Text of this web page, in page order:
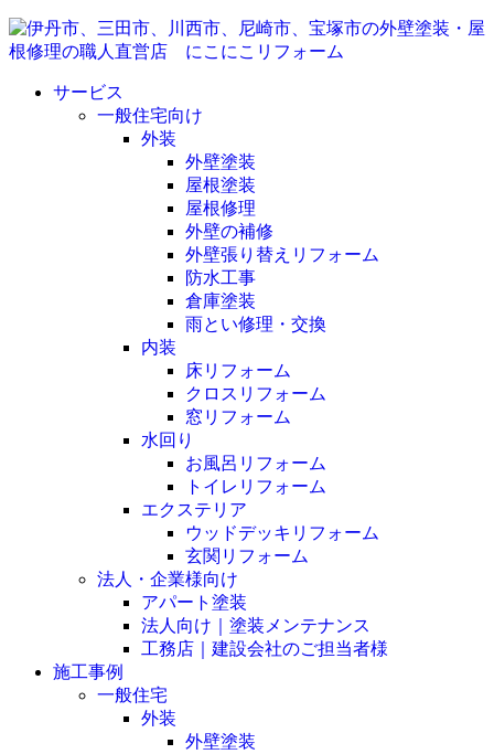
サービス
一般住宅向け
外装
外壁塗装
屋根塗装
屋根修理
外壁の補修
外壁張り替えリフォーム
防水工事
倉庫塗装
雨とい修理・交換
内装
床リフォーム
クロスリフォーム
窓リフォーム
水回り
お風呂リフォーム
トイレリフォーム
エクステリア
ウッドデッキリフォーム
玄関リフォーム
法人・企業様向け
アパート塗装
法人向け｜塗装メンテナンス
工務店｜建設会社のご担当者様
施工事例
一般住宅
外装
外壁塗装